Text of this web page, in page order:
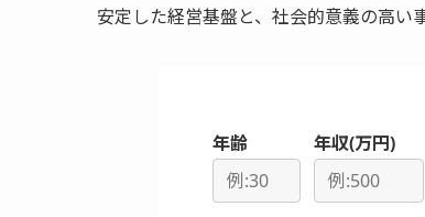
安定した経営基盤と、社会的意義の高い
年齢 年収(万円)